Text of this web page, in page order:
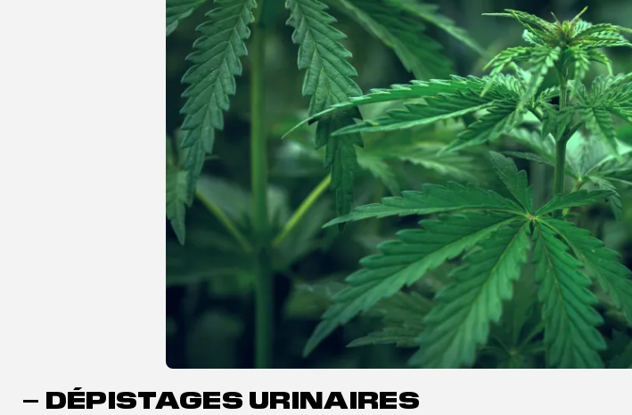
– DÉPISTAGES URINAIRES